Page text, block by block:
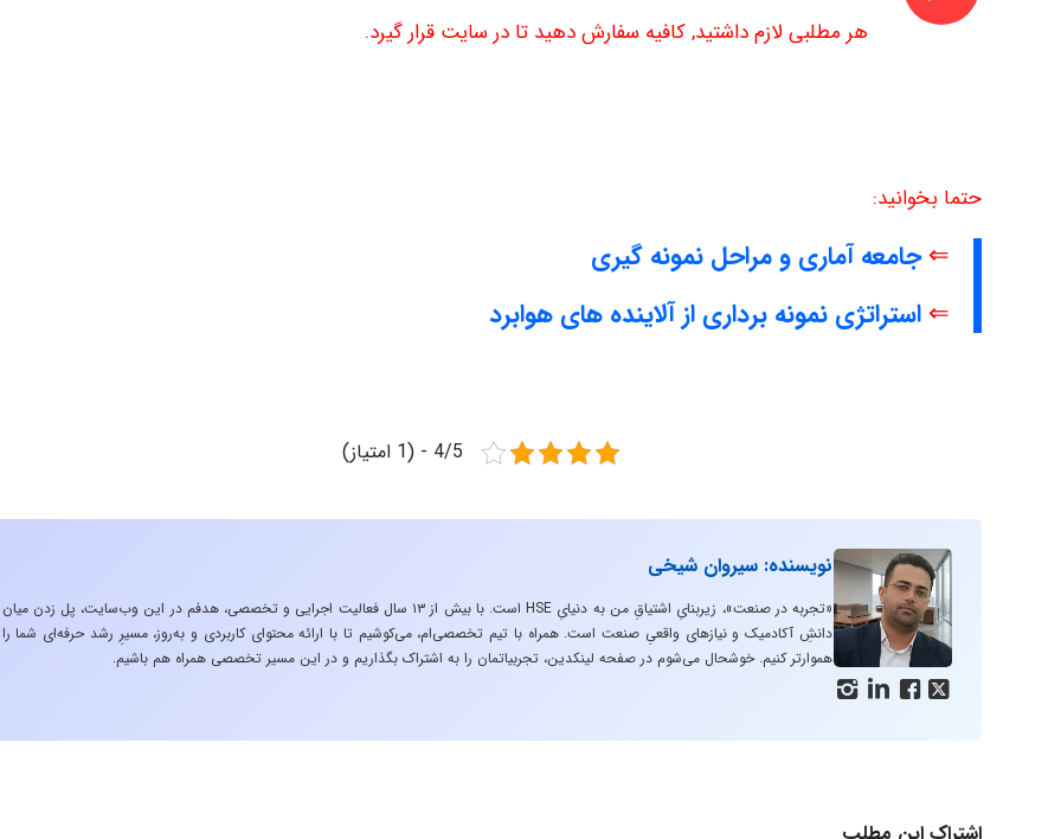
هر مطلبی لازم داشتید, کافیه سفارش دهید تا در سایت قرار گیرد.
حتما بخوانید:
⇐جامعه آماری و مراحل نمونه گیری
⇐ استراتژی نمونه برداری از آلاینده های هوابرد
4/5 - (1 امتیاز)
   
نویسنده: سیروان شیخی
«تجربه در صنعت»، زیربنایِ اشتیاقِ من به دنیایِ HSE است. با بیش از ۱۳ سال فعالیت اجرایی و تخصصی، هدفم در این وب‌سایت، پل زدن میان
دانشِ آکادمیک و نیازهای واقعیِ صنعت است. همراه با تیم تخصصی‌ام، می‌کوشیم تا با ارائه محتوای کاربردی و به‌روز، مسیرِ رشد حرفه‌ای شما را
هموارتر کنیم. خوشحال می‌شوم در صفحه لینکدین، تجربیاتمان را به اشتراک بگذاریم و در این مسیر تخصصی همراه هم باشیم.